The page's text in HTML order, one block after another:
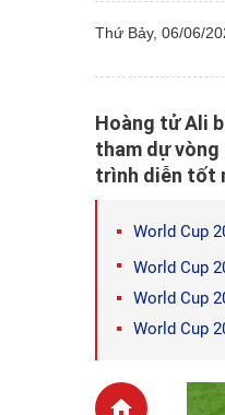
Thứ Bảy, 06/06/
Hoàng tử Ali
tham dự vòng
trình diễn tốt
World Cup
World Cup
World Cup
World Cup